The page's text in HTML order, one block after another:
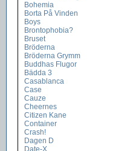
Bohemia
Borta På Vinden
Boys
Brontophobia?
Bruset
Bröderna
Bröderna Grymm
Buddhas Flugor
Bädda 3
Casablanca
Case
Cauze
Cheernes
Citizen Kane
Container
Crash!
Dagen D
Date-X